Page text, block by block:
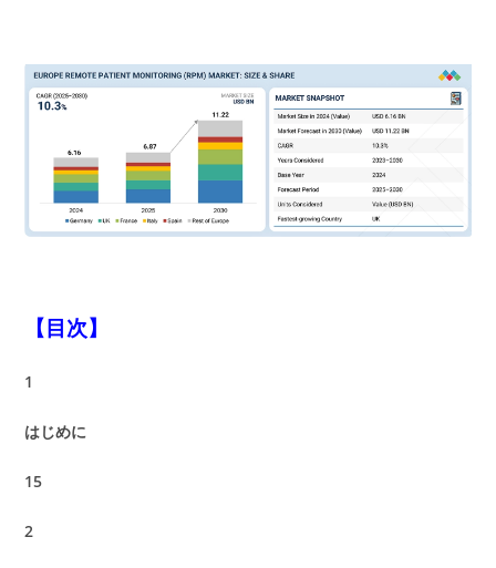
【目次】
1
はじめに
15
2